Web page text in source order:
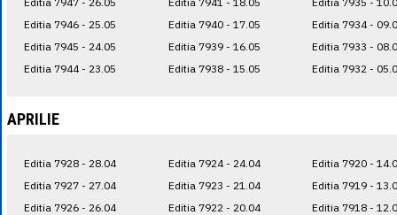
Editia 7946 - 25.05
Editia 7945 - 24.05
Editia 7944 - 23.05
Editia 7940 - 17.05
Editia 7939 - 16.05
Editia 7938 - 15.05
Editia 7934 -
Editia 7933 -
Editia 7932 -
APRILIE
Editia 7928 - 28.04
Editia 7927 - 27.04
Editia 7926 - 26.04
Editia 7924 - 24.04
Editia 7923 - 21.04
Editia 7922 - 20.04
Editia 7920 -
Editia 7919 -
Editia 7918 -